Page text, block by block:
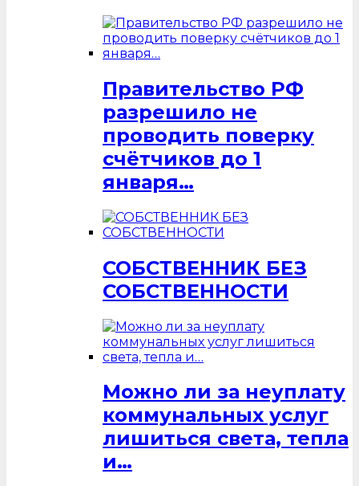
Правительство РФ
разрешило не
проводить поверку
счётчиков до 1
января…
СОБСТВЕННИК БЕЗ
СОБСТВЕННОСТИ
Можно ли за неуплату
коммунальных услуг
лишиться света, тепла
и…